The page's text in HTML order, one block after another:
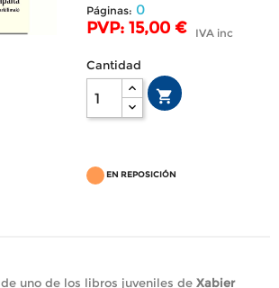
Páginas: 0
PVP: 15,00 € IVA inc
Cantidad

EN REPOSICIÓN
de uno de los libros juveniles de Xabier